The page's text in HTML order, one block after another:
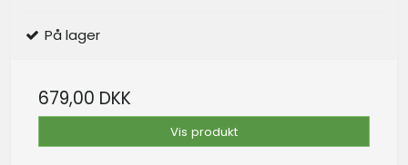
På lager
679,00 DKK
Vis produkt